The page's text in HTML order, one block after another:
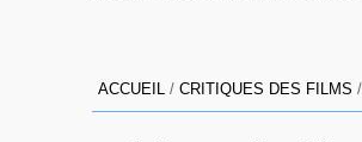
ACCUEIL / CRITIQUES DES FILMS /